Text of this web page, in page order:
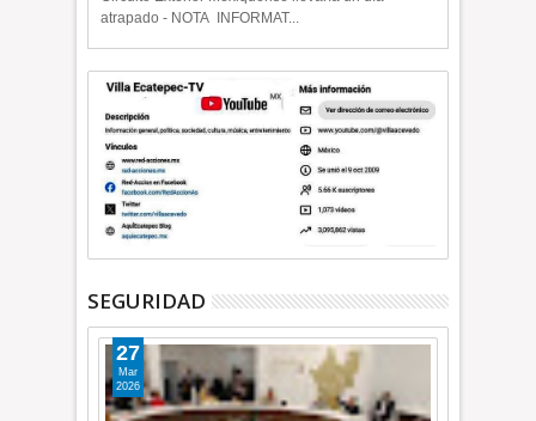
atrapado - NOTA INFORMAT...
SEGURIDAD
27
Mar
2026